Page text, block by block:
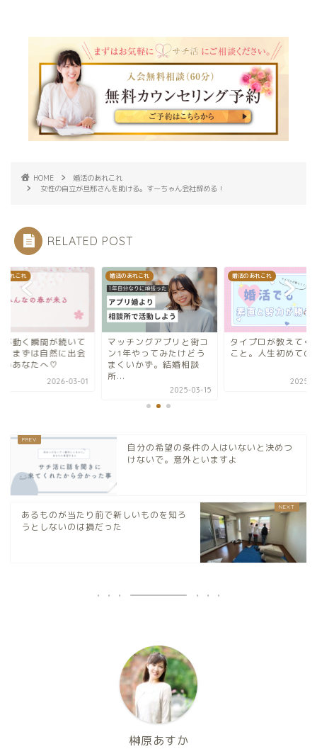
HOME
婚活のあれこれ
女性の自立が旦那さんを助ける。すーちゃん会社辞める！
RELATED POST
あれこれ
チングアプリと街コ
やってみたけどう
かず。結婚相談
婚活のあれこれ
タイプロが教えてくれた
こと。人生初めての推し
婚活のあれこれ
ご縁が動く瞬間が続
ます♡まずは自然に
2026-
自分の希望の条件の人はいないと決めつ
けないで。意外といますよ
あるものが当たり前で新しいものを知ろ
うとしないのは損だった
榊原あすか